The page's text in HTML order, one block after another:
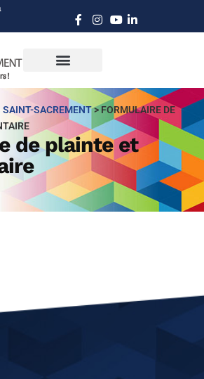
de plainte et
SAINT-SACREMENT>FORMULAIRE DE